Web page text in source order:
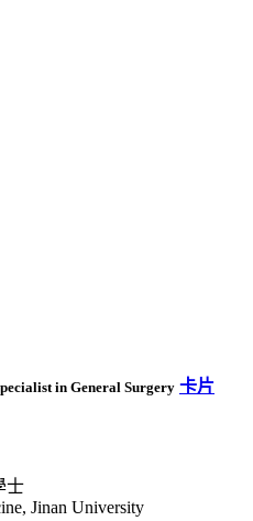
in General Surgery 卡片
士
Jinan University